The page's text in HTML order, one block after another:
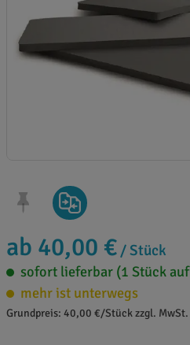
ab 40,00 € / Stück
sofort lieferbar (1 Stück
mehr ist unterwegs
Grundpreis: 40,00 €/Stück zzgl. MwSt.